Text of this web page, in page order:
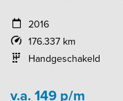
2016
176.337 km
Handgeschakeld
v.a. 149 p/m